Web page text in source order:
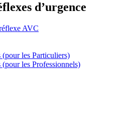
d’urgence
AVC
(pour les Particuliers)
(pour les Professionnels)